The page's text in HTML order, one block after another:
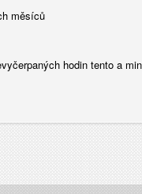
měsíců
hodin tento a